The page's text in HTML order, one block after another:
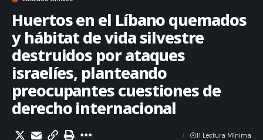
Huertos en el Líbano quemados
y hábitat de vida silvestre
destruidos por ataques
israelíes, planteando
preocupantes cuestiones de
derecho internacional
11 Lectura Mínima